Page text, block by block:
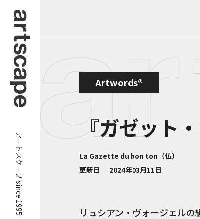
アートスケープ since 1995
Artwords®
『ガゼット
La Gazette du bon ton（仏）
更新日
2024年03月11日
リュシアン・ヴォージェル